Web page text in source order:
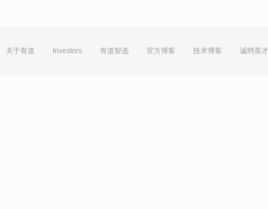
关于有道 Investors 有道智选 官方博客 技术博客 诚聘英才